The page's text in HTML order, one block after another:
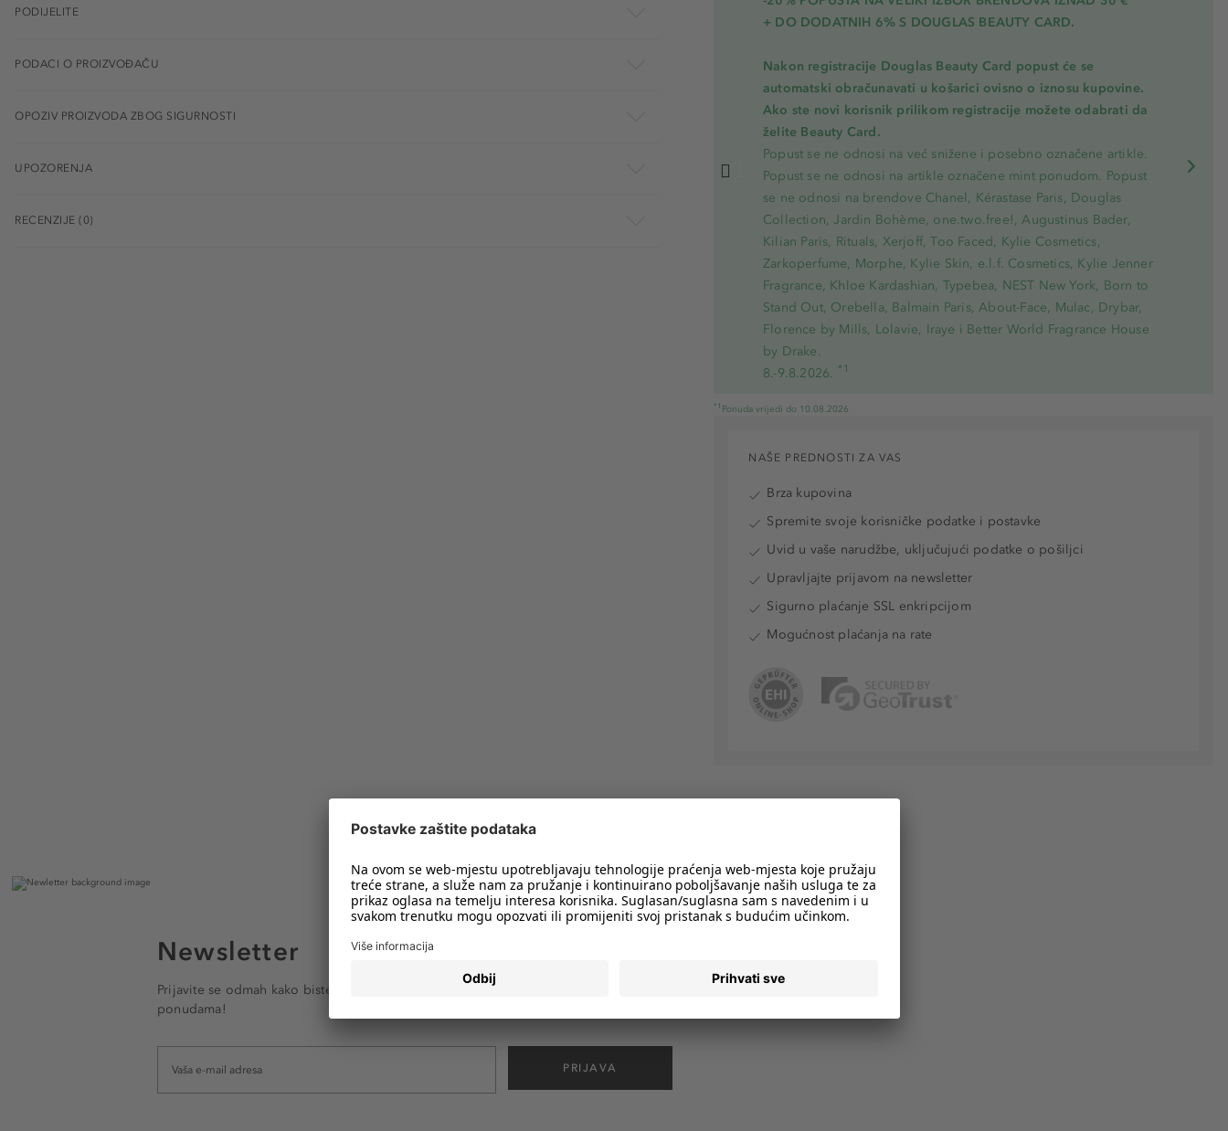
+ DO DODATNIH 6% S DOUGLAS BEAUTY CARD.
Nakon registracije Douglas Beauty Card popust će se
automatski obračunavati u košarici ovisno o iznosu kupovine.
Ako ste novi korisnik prilikom registracije možete odabrati da
želite Beauty Card.
Popust se ne odnosi na već snižene i posebno označene artikle.
Popust se ne odnosi na artikle označene mint ponudom. Popust
se ne odnosi na brendove Chanel, Kérastase Paris, Douglas
Collection, Jardin Bohème, one.two.free!, Augustinus Bader,
Kilian Paris, Rituals, Xerjoff, Too Faced, Kylie Cosmetics,
Zarkoperfume, Morphe, Kylie Skin, e.l.f. Cosmetics, Kylie Jenner
Fragrance, Khloe Kardashian, Typebea, NEST New York, Born to
Stand Out, Orebella, Balmain Paris, About-Face, Mulac, Drybar,
Florence by Mills, Lolavie, Iraye i Better World Fragrance House
by Drake.
8.-9.8.2026. *1
*1 Ponuda vrijedi do 10.08.2026
PODIJELITE
PODACI O PROIZVOĐAČU
OPOZIV PROIZVODA ZBOG SIGURNOSTI
UPOZORENJA
RECENZIJE (0)
NAŠE PREDNOSTI ZA VAS
Brza kupovina
Spremite svoje korisničke podatke i postavke
Uvid u vaše narudžbe, uključujući podatke o pošiljci
Upravljajte prijavom na newsletter
Sigurno plaćanje SSL enkripcijom
Mogućnost plaćanja na rate
Newsletter
Prijavite se odmah kako biste e-mailom primali obavijesti o svim trendovima i
ponudama!
PRIJAVA